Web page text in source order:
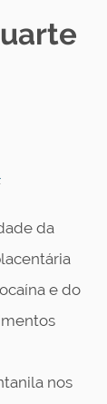
da
e do
nos